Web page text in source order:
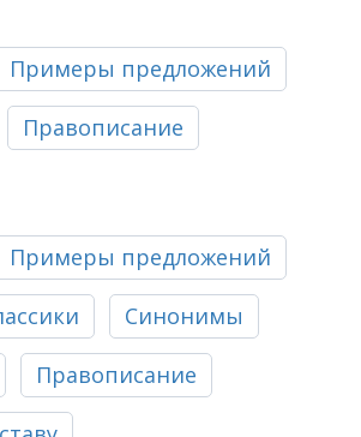
Примеры предложений
Правописание
Примеры предложений
Синонимы
Правописание